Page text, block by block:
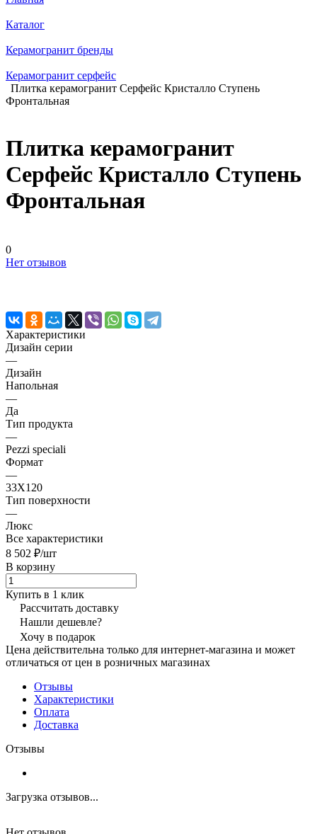
Каталог
Керамогранит бренды
Керамогранит серфейс
Плитка керамогранит Серфейс Кристалло Ступень
Фронтальная
Плитка керамогранит
Серфейс Кристалло Ступень
Фронтальная
0
Нет отзывов
Характеристики
Дизайн серии
—
Дизайн
Напольная
—
Да
Тип продукта
—
Pezzi speciali
Формат
—
33X120
Тип поверхности
—
Люкс
Все характеристики
8 502 ₽/шт
В корзину
Купить в 1 клик
Рассчитать доставку
Нашли дешевле?
Хочу в подарок
Цена действительна только для интернет-магазина и может
отличаться от цен в розничных магазинах
Отзывы
Характеристики
Оплата
Доставка
Отзывы
Загрузка отзывов...